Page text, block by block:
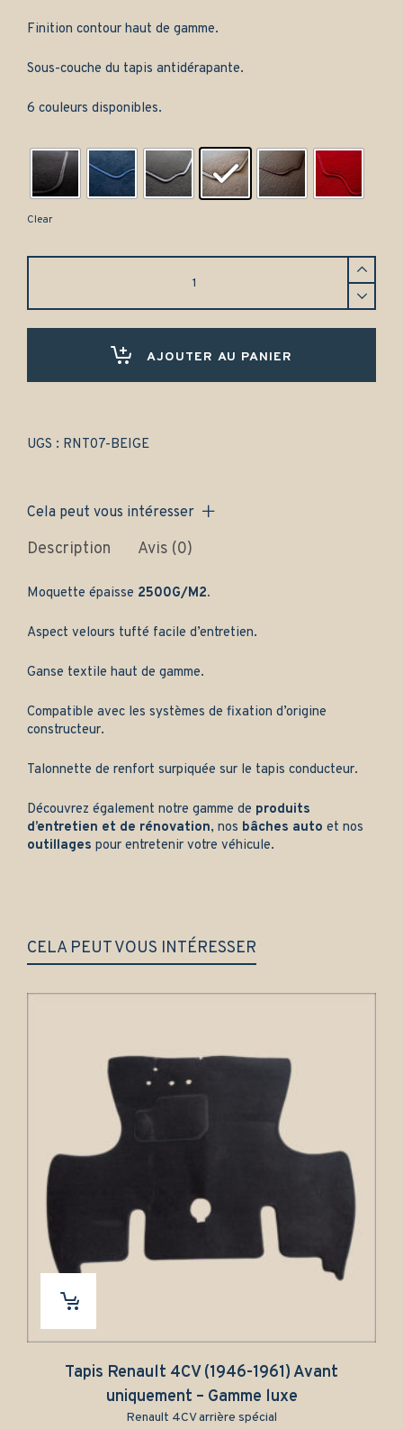
Finition contour haut de gamme.
Sous-couche du tapis antidérapante.
6 couleurs disponibles.
Clear
Gamme
AJOUTER AU PANIER
UGS : RNT07-BEIGE
Cela peut vous intéresser
Description Avis (0)
Moquette épaisse 2500G/M2.
Aspect velours tufté facile d’entretien.
Ganse textile haut de gamme.
Compatible avec les systèmes de fixation d’origine
constructeur.
Talonnette de renfort surpiquée sur le tapis conducteur.
Découvrez également notre gamme de produits
d’entretien et de rénovation, nos bâches auto et nos
outillages pour entretenir votre véhicule.
CELA PEUT VOUS INTÉRESSER
Renault 4CV (1946-1961) Avant
uniquement – Gamme luxe
Renault 4CV arrière spécial
Tapis avant